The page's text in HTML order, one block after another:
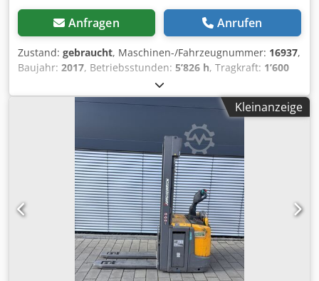
Anfragen Anrufen
Zustand: gebraucht, Maschinen-/Fahrzeugnummer: 16937,
Baujahr: 2017, Betriebsstunden: 5’826 h, Tragkraft: 1’600
, Freihub:
Lastschwerpunkt:600 mm, Kraftstofftyp:elektrisch,
, Batteriespannung:
, Gesamtgewicht:
5112859 Dwedpfsyv S Sksx Afxoa Seriennummer: 90526352
Batteriedaten: 24 V, 3 PzS, 300 Ah, Baujahr: 2012
Kleinanzeige